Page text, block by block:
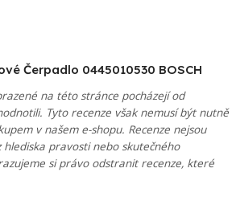
Čerpadlo 0445010530 BOSCH
na této stránce pocházejí od
Tyto recenze však nemusí být nutně
v našem e-shopu. Recenze nejsou
pravosti nebo skutečného
si právo odstranit recenze, které